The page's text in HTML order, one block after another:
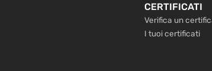
CERTIFICATI
Verifica un
I tuoi certificati